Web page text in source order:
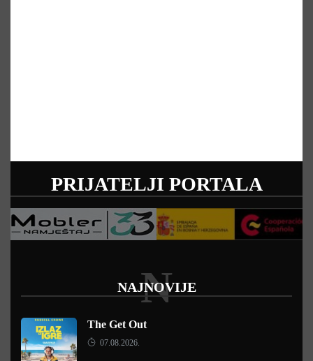
PRIJATELJI PORTALA
NAJNOVIJE
N
The Get Out
07.08.2026.